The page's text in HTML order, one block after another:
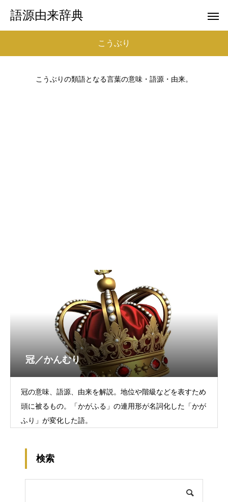
語源由来辞典
こうぶり
こうぶりの類語となる言葉の意味・語源・由来。
冠／かんむり
冠の意味、語源、由来を解説。地位や階級などを表すため
頭に被るもの。「かがふる」の連用形が名詞化した「かが
ふり」が変化した語。
検索